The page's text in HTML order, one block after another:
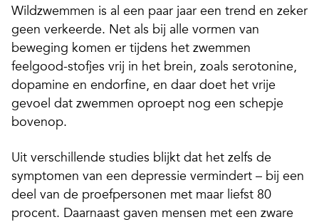
Wildzwemmen is al een paar jaar een trend en zeker
geen verkeerde. Net als bij alle vormen van
beweging komen er tijdens het zwemmen
feelgood-stofjes vrij in het brein, zoals serotonine,
dopamine en endorfine, en daar doet het vrije
gevoel dat zwemmen oproept nog een schepje
bovenop.
Uit verschillende studies blijkt dat het zelfs de
symptomen van een depressie vermindert – bij een
deel van de proefpersonen met maar liefst 80
procent. Daarnaast gaven mensen met een zware